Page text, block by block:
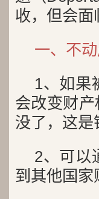
收，但会面
一、不
1、如果
会改变财
没了，这是
2、可以
到其他国家